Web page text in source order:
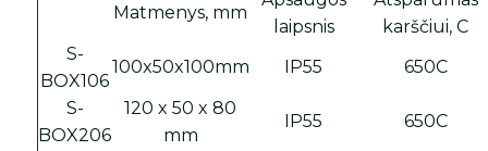
Matmenys, mm
laipsnis
karščiui, C
S-
BOX106
100x50x100mm IP55
650C
S-
BOX206
120 x 50 x 80
mm
IP55
650C